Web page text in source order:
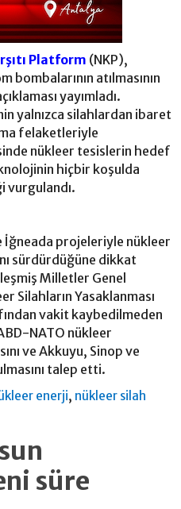
Platform (NKP),
atılmasının
yayımladı.
yalnızca silahlardan ibaret
felaketleriyle
nükleer tesislerin hedef
hiçbir koşulda
vurgulandı.
İğneada projeleriyle nükleer
sürdürdüğüne dikkat
Milletler Genel
Silahların Yasaklanması
vakit kaybedilmeden
NATO nükleer
ve Akkuyu, Sinop ve
talep etti.
enerji, nükleer silah
süre